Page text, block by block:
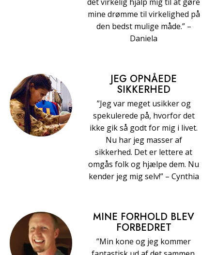
mine drømme til virkelighed på
den bedst mulige måde.” –
Daniela
JEG OPNÅEDE
SIKKERHED
”Jeg var meget usikker og
spekulerede på, hvorfor det
ikke gik så godt for mig i livet.
Nu har jeg masser af
sikkerhed. Det er lettere at
omgås folk og hjælpe dem. Nu
kender jeg mig selv!” – Cynthia
MINE FORHOLD BLEV
FORBEDRET
”Min kone og jeg kommer